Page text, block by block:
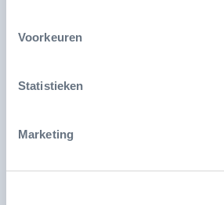
Voorkeuren
Statistieken
Marketing
ruim…